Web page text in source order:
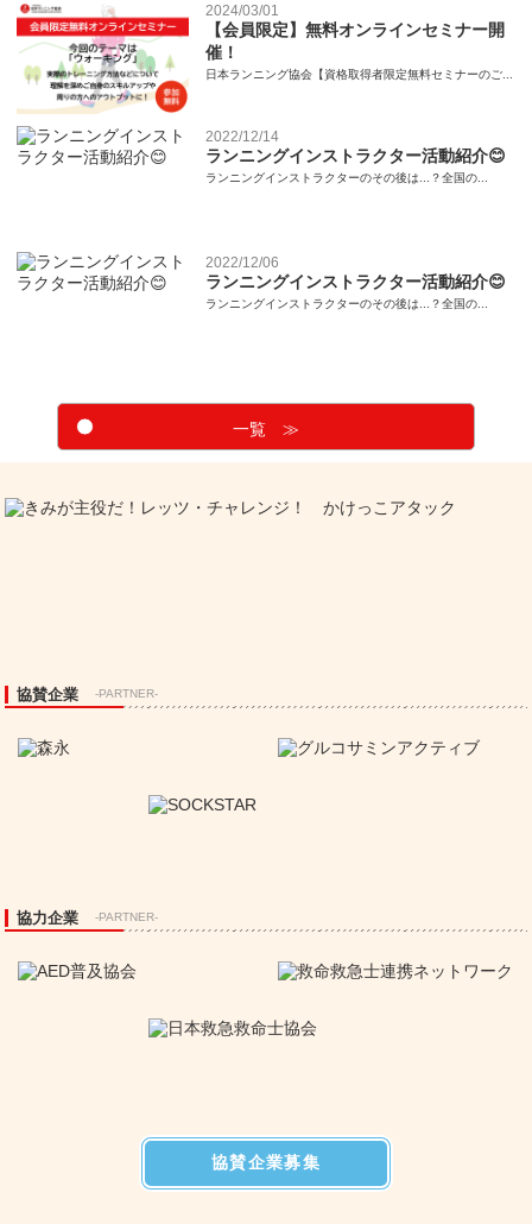
2024/03/01
【会員限定】無料オンラインセミナー開
催！
日本ランニング協会【資格取得者限定無料セミナーのご...
2022/12/14
ランニングインストラクター活動紹介😊
ランニングインストラクターのその後は...？全国の...
2022/12/06
ランニングインストラクター活動紹介😊
ランニングインストラクターのその後は...？全国の...
一覧 ≫
協賛企業 -PARTNER-
協力企業 -PARTNER-
協賛企業募集